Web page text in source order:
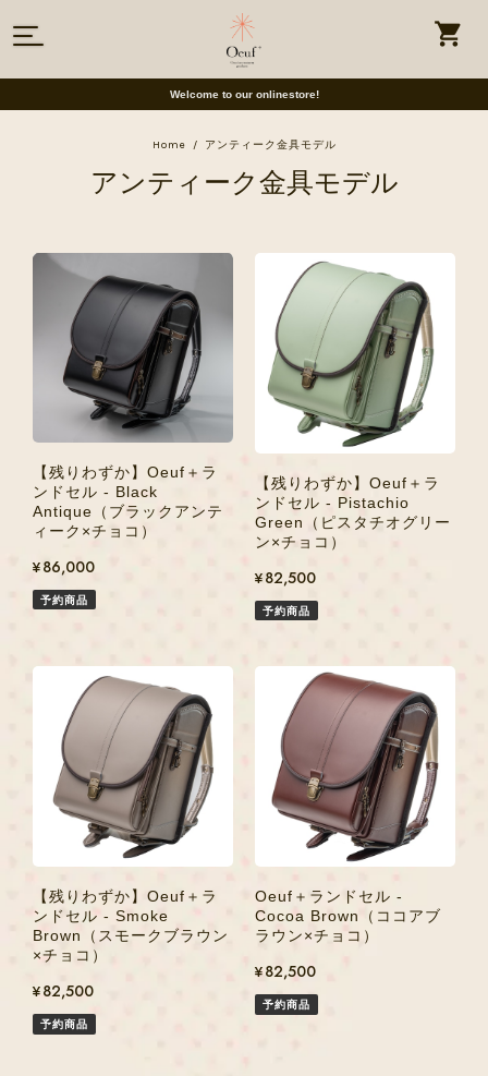
Welcome to our onlinestore!
Home アンティーク金具モデル
アンティーク金具モデル
【残りわずか】Oeuf＋ラ
ンドセル - Black
Antique（ブラックアンテ
ィーク×チョコ）
¥86,000
予約商品
【残りわずか】Oeuf＋ラ
ンドセル - Pistachio
Green（ピスタチオグリー
ン×チョコ）
¥82,500
予約商品
【残りわずか】Oeuf＋ラ
ンドセル - Smoke
Brown（スモークブラウン
×チョコ）
¥82,500
予約商品
Oeuf＋ランドセル -
Cocoa Brown（ココアブ
ラウン×チョコ）
¥82,500
予約商品